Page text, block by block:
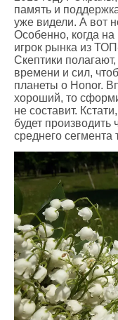
память и
уже видели. А вот
Особенно, когда
игрок рынка из
Скептики
времени и сил,
планеты о Honor.
хороший, то
не составит.
будет производить
среднего